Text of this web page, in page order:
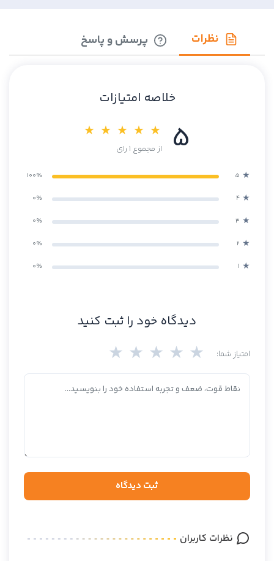
خلاصه امتیازات
5
★ ★ ★ ★ ★
از مجموع 1 رای
100% ۵ ★
0% ۴ ★
0% ۳ ★
0% ۲ ★
0% ۱ ★
دیدگاه خود را ثبت کنید
امتیاز شما: ★ ★ ★ ★ ★
ثبت دیدگاه
نظرات کاربران